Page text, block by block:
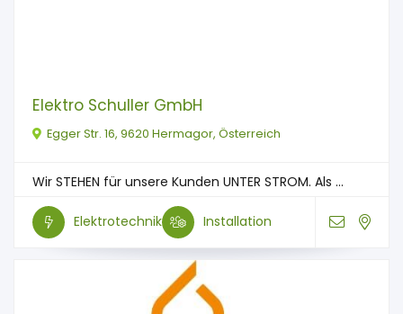
Elektro Schuller GmbH
Egger Str. 16, 9620 Hermagor, Österreich
Wir STEHEN für unsere Kunden UNTER STROM. Als ...
Elektrotechnik Installation